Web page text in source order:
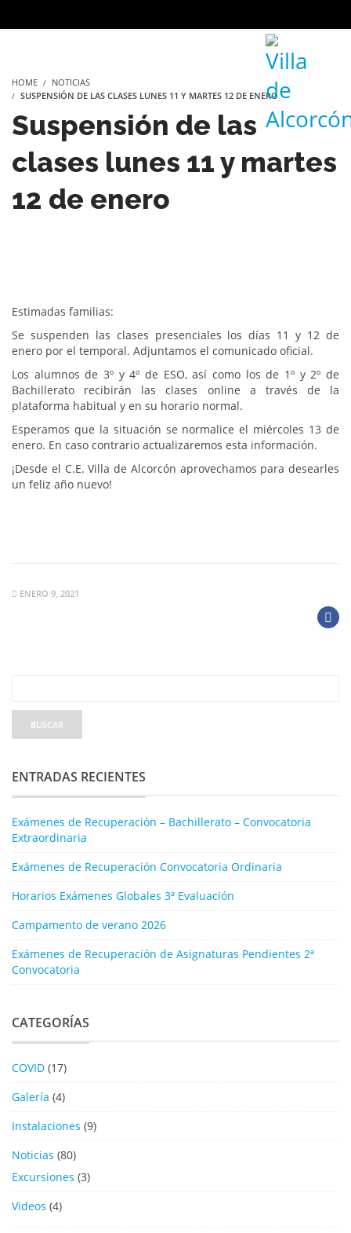
HOME
NOTICIAS
SUSPENSIÓN DE LAS CLASES LUNES 11 Y MARTES 12 DE ENERO
Suspensión de las
clases lunes 11 y martes
12 de enero
Estimadas familias:
Se suspenden las clases presenciales los días 11 y 12 de
enero por el temporal. Adjuntamos el comunicado oficial.
Los alumnos de 3º y 4º de ESO, así como los de 1º y 2º de
Bachillerato recibirán las clases online a través de la
plataforma habitual y en su horario normal.
Esperamos que la situación se normalice el miércoles 13 de
enero. En caso contrario actualizaremos esta información.
¡Desde el C.E. Villa de Alcorcón aprovechamos para desearles
un feliz año nuevo!
ENERO 9, 2021
ENTRADAS RECIENTES
Exámenes de Recuperación – Bachillerato – Convocatoria
Extraordinaria
Exámenes de Recuperación Convocatoria Ordinaria
Horarios Exámenes Globales 3ª Evaluación
Campamento de verano 2026
Exámenes de Recuperación de Asignaturas Pendientes 2ª
Convocatoria
CATEGORÍAS
COVID (17)
Galería (4)
Instalaciones (9)
Noticias (80)
Excursiones (3)
Videos (4)